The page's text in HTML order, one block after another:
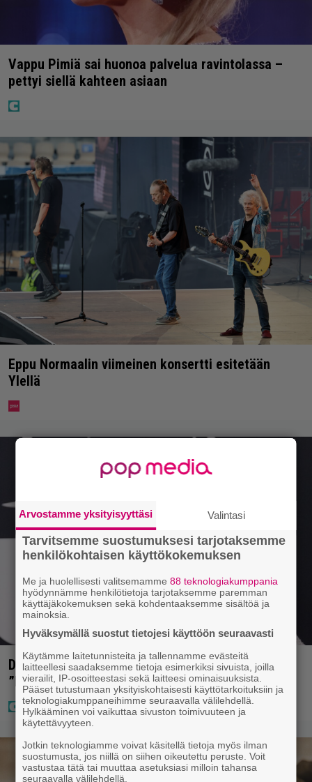
Vappu Pimiä sai huonoa palvelua ravintolassa –
pettyi siellä kahteen asiaan
Eppu Normaalin viimeinen konsertti esitetään
Ylellä
Diandra julkaisi upeita kuvia Helsingistä –
”Puitteet kohdillaan”
Arvostamme yksityisyyttäsi Valintasi
Tarvitsemme suostumuksesi tarjotaksemme
henkilökohtaisen käyttökokemuksen
Me ja huolellisesti valitsemamme88 teknologiakumppania
hyödynnämme henkilötietoja tarjotaksemme paremman
käyttäjäkokemuksen sekä kohdentaaksemme sisältöä ja
mainoksia.
Hyväksymällä suostut tietojesi käyttöön seuraavasti
Käytämme laitetunnisteita ja tallennamme evästeitä
laitteellesi saadaksemme tietoja esimerkiksi sivuista, joilla
vierailit, IP-osoitteestasi sekä laitteesi ominaisuuksista.
Pääset tutustumaan yksityiskohtaisesti käyttötarkoituksiin ja
teknologiakumppaneihimme seuraavalla välilehdellä.
Hylkääminen voi vaikuttaa sivuston toimivuuteen ja
käytettävyyteen.
Jotkin teknologiamme voivat käsitellä tietoja myös ilman
suostumusta, jos niillä on siihen oikeutettu peruste. Voit
vastustaa tätä tai muuttaa asetuksiasi milloin tahansa
seuraavalla välilehdellä.